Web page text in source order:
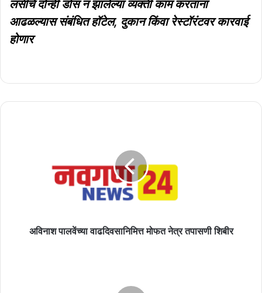
लसीचे दोन्ही डोस न झालेल्या व्यक्ती काम करताना
आढळल्यास संबंधित हॉटेल, दुकान किंवा रेस्टॉरंटवर कारवाई
होणार
अविनाश पालवेंच्या वाढदिवसानिमित्त मोफत नेत्र तपासणी शिबीर